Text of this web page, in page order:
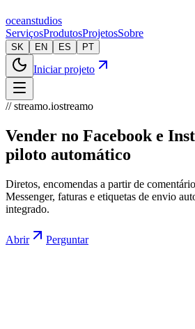
oceanstudios
ServiçosProdutosProjetosSobre
SK EN ES PT
Iniciar projeto
// streamo.iostreamo
Vender no Facebook e
piloto automático
Diretos, encomendas a partir de
Messenger, faturas e etiquetas de envio
integrado.
Abrir Perguntar